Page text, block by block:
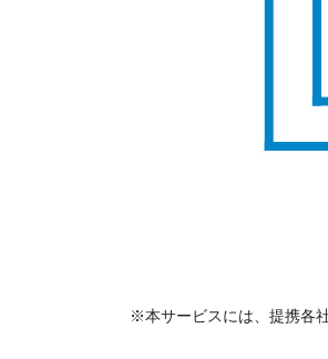
※本サービスには、提携各